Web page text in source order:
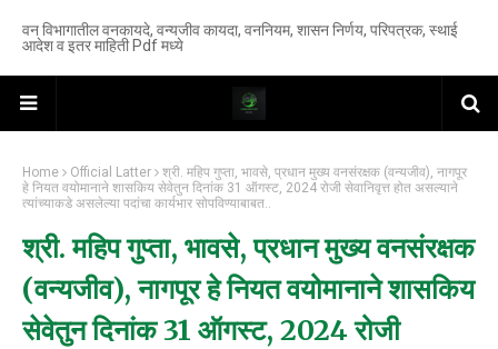
वन विभागातील वनकायदे, वन्यजीव कायदा, वननियम, शासन निर्णय, परिपत्रक, स्थाई
आदेश व इतर माहिती Pdf मध्ये
Home Official Latter
श्री. महिप गुप्ता, भावसे, प्रधान मुख्य वनसंरक्षक (वन्यजीव), नागपूर
हे नियत वयोमानाने शासकिय सेवेतुन दिनांक 31 ऑगस्ट, 2024 रोजी सेवानिवृत्त होत असल्याने
त्यांच्याकडे असलेल्या पदांचा कार्यभार सोपविण्याबाबत..
श्री. महिप गुप्ता, भावसे, प्रधान मुख्य वनसंरक्षक
(वन्यजीव), नागपूर हे नियत वयोमानाने शासकिय
सेवेतुन दिनांक 31 ऑगस्ट, 2024 रोजी